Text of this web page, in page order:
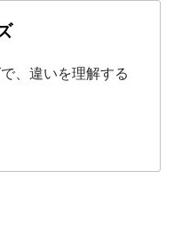
、違いを理解する